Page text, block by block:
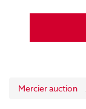
Mercier auction